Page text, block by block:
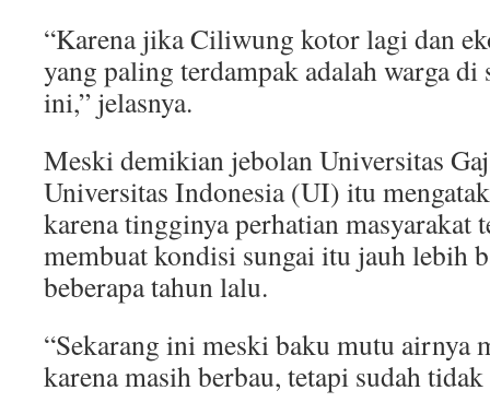
“Karena jika Ciliwung kotor lagi dan
yang paling terdampak adalah warga di
ini,” jelasnya.
Meski demikian jebolan Universitas
Universitas Indonesia (UI) itu
karena tingginya perhatian masyarakat
membuat kondisi sungai itu jauh lebih
beberapa tahun lalu.
“Sekarang ini meski baku mutu airnya
karena masih berbau, tetapi sudah tidak